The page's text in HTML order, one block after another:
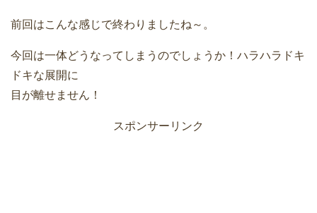
前回はこんな感じで終わりましたね～。
今回は一体どうなってしまうのでしょうか！ハラハラドキ
ドキな展開に
目が離せません！
スポンサーリンク